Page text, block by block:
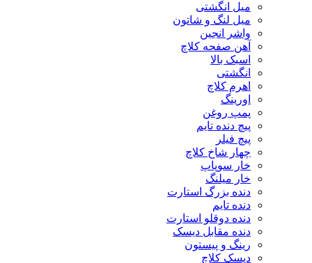
میل انگشتی
میل لنگ و شاتون
واشر انجین
آهن صفحه کلاچ
اسبک بالا
انگشتی
اهرم کلاچ
اورینگ
پمپ روغن
پیچ دنده تایم
پیچ فیلر
چهار شاخ کلاچ
خار سوپاپ
خار میلنگ
دنده بزرگ استارت
دنده تایم
دنده دوقلو استارت
دنده مقابل دیسک
رینگ و پیستون
دیسک کلاچ